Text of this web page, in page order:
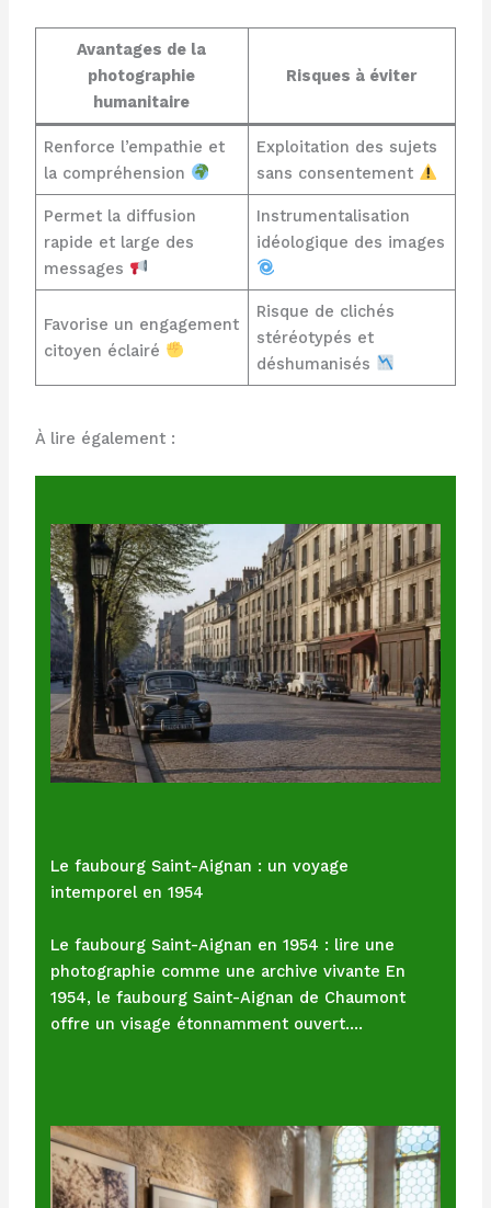
Avantages de la
photographie
humanitaire
Risques à éviter
Renforce l’empathie et
la compréhension
Exploitation des sujets
sans consentement
Permet la diffusion
rapide et large des
messages
Instrumentalisation
idéologique des images
Favorise un engagement
citoyen éclairé
Risque de clichés
stéréotypés et
déshumanisés
À lire également :
Le faubourg Saint-Aignan : un voyage
intemporel en 1954
Le faubourg Saint-Aignan en 1954 : lire une
photographie comme une archive vivante En
1954, le faubourg Saint-Aignan de Chaumont
offre un visage étonnamment ouvert.…